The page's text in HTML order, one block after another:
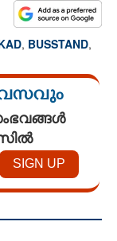
, BUSSTAND,